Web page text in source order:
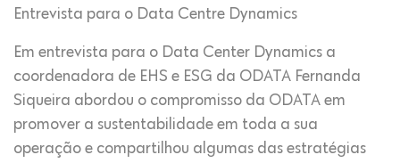
Entrevista para o Data Centre Dynamics
Em entrevista para o Data Center Dynamics a
coordenadora de EHS e ESG da ODATA Fernanda
Siqueira abordou o compromisso da ODATA em
promover a sustentabilidade em toda a sua
operação e compartilhou algumas das estratégias